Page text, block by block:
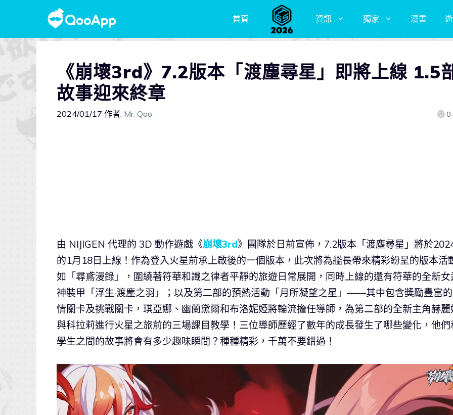
首頁 資訊 獨家 漫畫
《崩壞3rd》7.2版本「渡塵尋星」即將上線 1.5
故事迎來終章
2024/01/17 作者: Mr. Qoo 0
由 NIJIGEN 代理的 3D 動作遊戲《崩壞3rd》團隊於日前宣佈，7.2版本「渡塵尋星」將於
的1月18日上線！作為登入火星前承上啟後的一個版本，此次將為艦長帶來精彩紛呈的版本活
如「尋鳶漫錄」，圍繞著符華和識之律者平靜的旅遊日常展開，同時上線的還有符華的全新女
神裝甲「浮生·渡塵之羽」；以及第二部的預熱活動「月所凝望之星」——其中包含獎勵豐富
情關卡及挑戰關卡，琪亞娜、幽蘭黛爾和布洛妮婭將輪流擔任導師，為第二部的全新主角赫麗
與科拉莉進行火星之旅前的三場課目教學！三位導師歷經了數年的成長發生了哪些變化，他們
學生之間的故事將會有多少趣味瞬間？種種精彩，千萬不要錯過！